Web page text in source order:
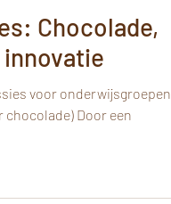
Chocolade,
voor onderwijsgroepen
chocolade) Door een